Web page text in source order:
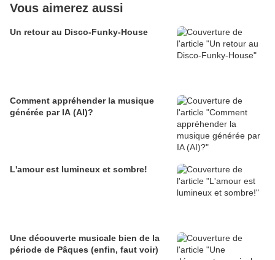
Vous aimerez aussi
Un retour au Disco-Funky-House
Comment appréhender la musique
générée par IA (AI)?
L'amour est lumineux et sombre!
Une découverte musicale bien de la
période de Pâques (enfin, faut voir)